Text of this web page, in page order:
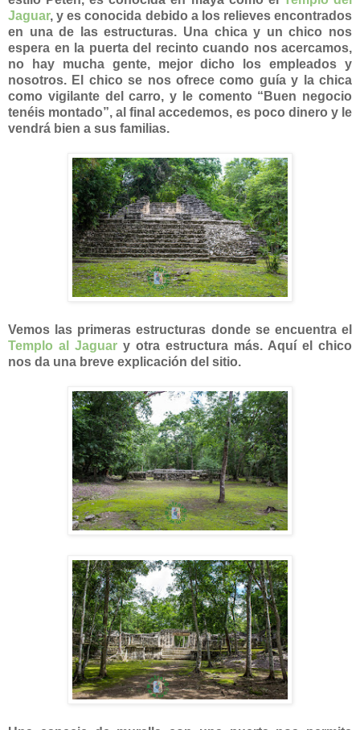
Jaguar, y es conocida debido a los relieves encontrados
en una de las estructuras. Una chica y un chico nos
espera en la puerta del recinto cuando nos acercamos,
no hay mucha gente, mejor dicho los empleados y
nosotros. El chico se nos ofrece como guía y la chica
como vigilante del carro, y le comento “Buen negocio
tenéis montado”, al final accedemos, es poco dinero y le
vendrá bien a sus familias.
Vemos las primeras estructuras donde se encuentra el
Templo al Jaguar y otra estructura más. Aquí el chico
nos da una breve explicación del sitio.